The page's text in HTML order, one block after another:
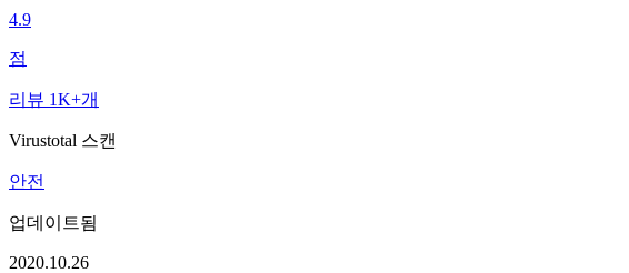
4.9
점
리뷰 1K+개
Virustotal 스캔
안전
업데이트됨
2020.10.26